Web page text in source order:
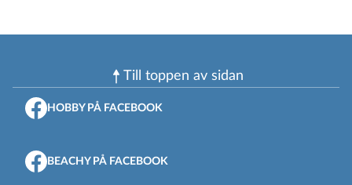
Till toppen av sidan
HOBBY PÅ FACEBOOK
BEACHY PÅ FACEBOOK